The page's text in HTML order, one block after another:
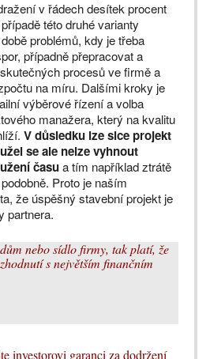
v řádech desítek procent
této druhé varianty
problémů, kdy je třeba
případně přepracovat a
procesů ve firmě a
na míru. Dalšími kroky je
výběrové řízení a volba
manažera, který na kvalitu
V důsledku lze sice projekt
se ale nelze vyhnout
časua tím například ztrátě
Proto je naším
že úspěšný stavební projekt je
partnera.
nebo sídlo firmy, tak platí, že
s největším finančním
investorovi garanci za dodržení